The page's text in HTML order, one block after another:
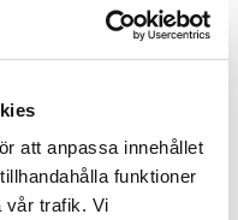
att anpassa innehållet
funktioner
vår trafik. Vi
och värm upp den
hållbar styling.
hårgelen för dig som vill
frisyr. Med starkt grepp
kontroll och en naturlig